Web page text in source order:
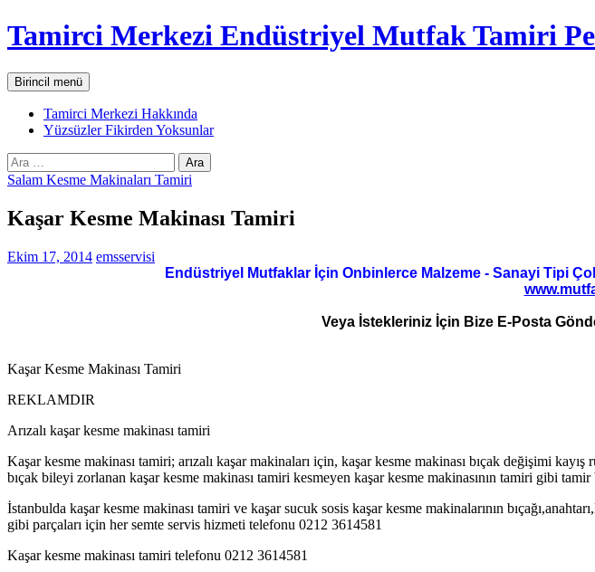
İçeriğe
atla
Tamirci Merkezi Endüstriyel Mutfak Tamiri
AraBirincil menü
Tamirci Merkezi Hakkında
Yüzsüzler Fikirden Yoksunlar
Arama:
Salam Kesme Makinaları Tamiri
Kaşar Kesme Makinası Tamiri
Ekim 17, 2014 emsservisi
Endüstriyel Mutfaklar İçin Onbinlerce Malzeme - Sanayi Tipi
Veya İstekleriniz İçin Bize E-Posta
Kaşar Kesme Makinası Tamiri
REKLAMDIR
Arızalı kaşar kesme makinası tamiri
Kaşar kesme makinası tamiri; arızalı kaşar makinaları için, kaşar kesme makinası bıçak değişimi
bıçak bileyi zorlanan kaşar kesme makinası tamiri kesmeyen kaşar kesme makinasının tamiri gibi
İstanbulda kaşar kesme makinası tamiri ve kaşar sucuk sosis kaşar kesme makinalarının
gibi parçaları için her semte servis hizmeti telefonu 0212 3614581
Kaşar kesme makinası tamiri telefonu 0212 3614581